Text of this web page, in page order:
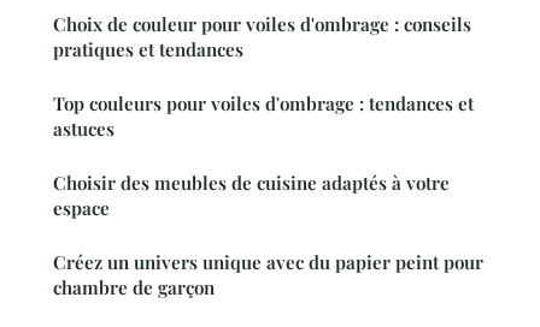
Choix de couleur pour voiles d'ombrage : conseils
pratiques et tendances
Top couleurs pour voiles d'ombrage : tendances et
astuces
Choisir des meubles de cuisine adaptés à votre
espace
Créez un univers unique avec du papier peint pour
chambre de garçon